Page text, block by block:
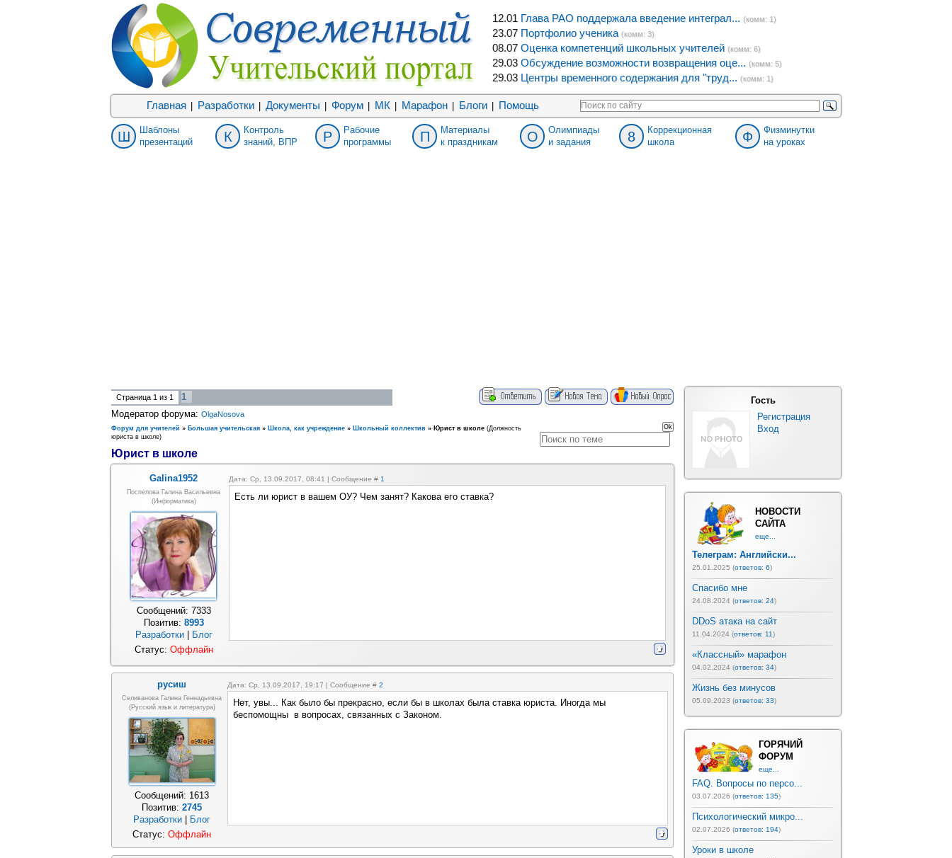
12.01 Глава РАО поддержала введение интеграл... (комм: 1)
23.07 Портфолио ученика (комм: 3)
08.07 Оценка компетенций школьных учителей (комм: 6)
29.03 Обсуждение возможности возвращения оце... (комм: 5)
29.03 Центры временного содержания для "труд... (комм: 1)
Главная Разработки Документы Форум МК Марафон Блоги Помощь
Ш
Шаблоны
презентаций
К
Контроль
знаний, ВПР
Р
Рабочие
программы
П
Материалы
к праздникам
О
Олимпиады
и задания
8
Коррекционная
школа
Ф
Физминутки
на уроках
Страница 1 из 1
1
Модератор форума: OlgaNosova
Форум для учителей » Большая учительская » Школа, как учреждение » Школьный коллектив » Юрист в школе (Должность
юриста в школе)
Юрист в школе
Galina1952 Дата: Ср, 13.09.2017, 08:41 | Сообщение # 1
Поспелова Галина Васильевна
(информатика)
Сообщений: 7333
Позитив: 8993
Разработки| Блог
Есть ли юрист в вашем ОУ? Чем занят? Какова его ставка?
Статус: Оффлайн
русиш Дата: Ср, 13.09.2017, 19:17 | Сообщение # 2
Селиванова Галина Геннадьевна
(русский язык и литература)
Сообщений: 1613
Позитив: 2745
Разработки
Блог
Нет, увы... Как было бы прекрасно, если бы в школах была ставка юриста. Иногда мы
беспомощны в вопросах, связанных с Законом.
Статус: Оффлайн
Гость
Регистрация
Вход
НОВОСТИ
САЙТА
еще...
Телеграм: Английски...
25.01.2025 (ответов: 6)
Спасибо мне
24.08.2024 (ответов: 24)
DDoS атака на сайт
11.04.2024 (ответов: 11)
«Классный» марафон
04.02.2024 (ответов: 34)
Жизнь без минусов
05.09.2023 (ответов: 33)
ГОРЯЧИЙ
ФОРУМ
еще...
FAQ. Вопросы по персо...
03.07.2026 (ответов: 135)
Психологический микро...
02.07.2026 (ответов: 194)
Уроки в школе